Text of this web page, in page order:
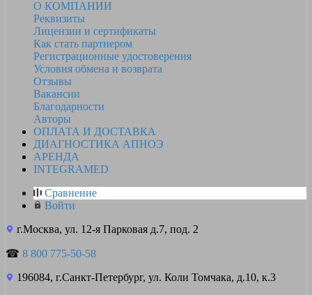
О КОМПАНИИ
Реквизиты
Лицензии и сертификаты
Как стать партнером
Регистрационные удостоверения
Условия обмена и возврата
Отзывы
Вакансии
Благодарности
Авторы
ОПЛАТА И ДОСТАВКА
ДИАГНОСТИКА АПНОЭ
АРЕНДА
INTEGRAMED
Сравнение
Войти
г.Москва, ул. 12-я Парковая д.7, под. 2
☎ 8 800 775-50-58
196084, г.Санкт-Петербург, ул. Коли Томчака, д.10, к.3